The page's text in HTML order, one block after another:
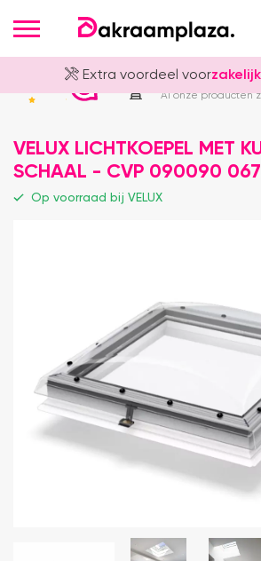
Extra voordeel voor
Officieel VELUX
Al onze producten
VELUX LICHTKOEPEL MET
SCHAAL - CVP 090090
Op voorraad bij VELUX